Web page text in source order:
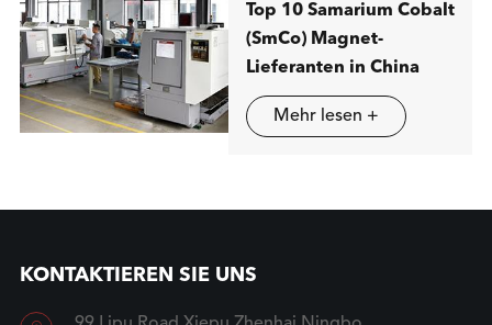
Top 10 Samarium Cobalt
(SmCo) Magnet-
Lieferanten in China
Mehr lesen +
KONTAKTIEREN SIE UNS